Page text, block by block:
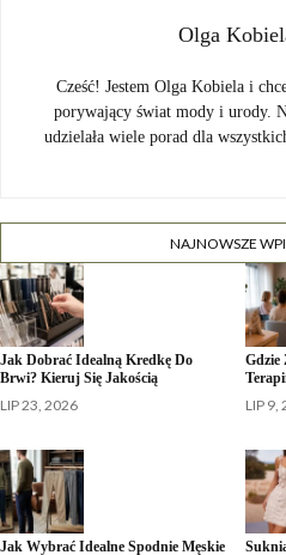
Olga
Cześć! Jestem Olga Kobiela i
porywający świat mody i urody.
udzielała wiele porad dla
NAJNOWSZE
Jak Dobrać Idealną Kredkę Do
Brwi? Kieruj Się Jakością
LIP 23, 2026
Gdzie
LIP 9,
Jak Wybrać Idealne Spodnie Męskie